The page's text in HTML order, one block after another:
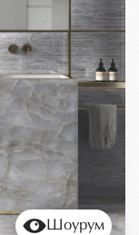
Шоурум